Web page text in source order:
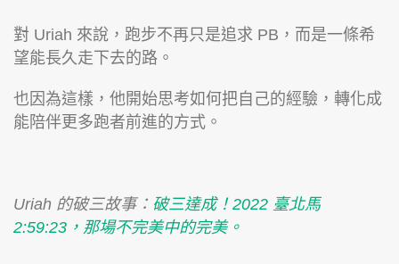
對 Uriah 來說，跑步不再只是追求 PB，而是一條希
望能長久走下去的路。
也因為這樣，他開始思考如何把自己的經驗，轉化成
能陪伴更多跑者前進的方式。
Uriah 的破三故事： 破三達成！2022 臺北馬
2:59:23，那場不完美中的完美。